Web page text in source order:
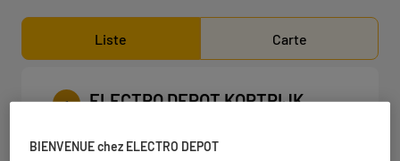
Liste Carte
1
12 km
ELECTRO DEPOT KORTRIJK
8500 Kortrijk
BIENVENUE chez ELECTRO DEPOT